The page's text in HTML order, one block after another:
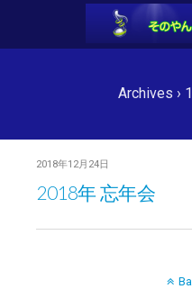
Archives ›
2018年12月24日
2018年 忘年会